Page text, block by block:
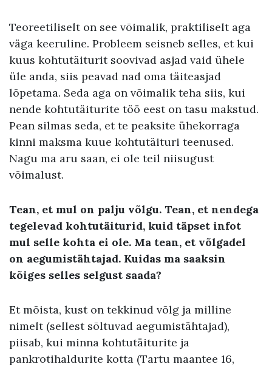
Teoreetiliselt on see võimalik, praktiliselt aga
väga keeruline. Probleem seisneb selles, et kui
kuus kohtutäiturit soovivad asjad vaid ühele
üle anda, siis peavad nad oma täiteasjad
lõpetama. Seda aga on võimalik teha siis, kui
nende kohtutäiturite töö eest on tasu makstud.
Pean silmas seda, et te peaksite ühekorraga
kinni maksma kuue kohtutäituri teenused.
Nagu ma aru saan, ei ole teil niisugust
võimalust.
Tean, et mul on palju võlgu. Tean, et nendega
tegelevad kohtutäiturid, kuid täpset infot
mul selle kohta ei ole. Ma tean, et võlgadel
on aegumistähtajad. Kuidas ma saaksin
kõiges selles selgust saada?
Et mõista, kust on tekkinud võlg ja milline
nimelt (sellest sõltuvad aegumistähtajad),
piisab, kui minna kohtutäiturite ja
pankrotihaldurite kotta (Tartu maantee 16,